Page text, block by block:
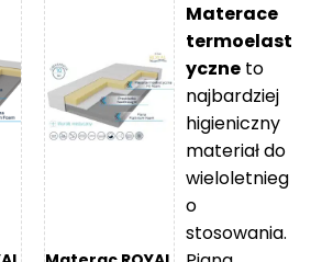
Materace
termoelast
yczne to
najbardziej
higieniczny
materiał do
wieloletnieg
o
stosowania.